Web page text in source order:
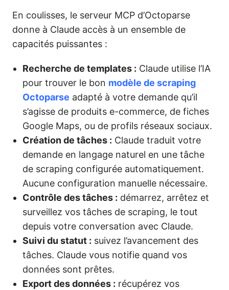
En coulisses, le serveur MCP d’Octoparse
donne à Claude accès à un ensemble de
capacités puissantes :
Recherche de templates : Claude utilise l’IA
pour trouver le bon modèle de scraping
Octoparse adapté à votre demande qu’il
s’agisse de produits e-commerce, de fiches
Google Maps, ou de profils réseaux sociaux.
Création de tâches : Claude traduit votre
demande en langage naturel en une tâche
de scraping configurée automatiquement.
Aucune configuration manuelle nécessaire.
Contrôle des tâches : démarrez, arrêtez et
surveillez vos tâches de scraping, le tout
depuis votre conversation avec Claude.
Suivi du statut : suivez l’avancement des
tâches. Claude vous notifie quand vos
données sont prêtes.
Export des données : récupérez vos